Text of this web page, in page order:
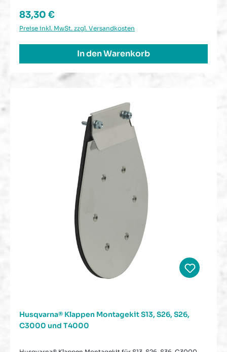
Regulärer Preis:
83,30 €
Preise inkl. MwSt. zzgl. Versandkosten
In den Warenkorb
Husqvarna® Klappen Montagekit S13, S26, S26,
C3000 und T4000